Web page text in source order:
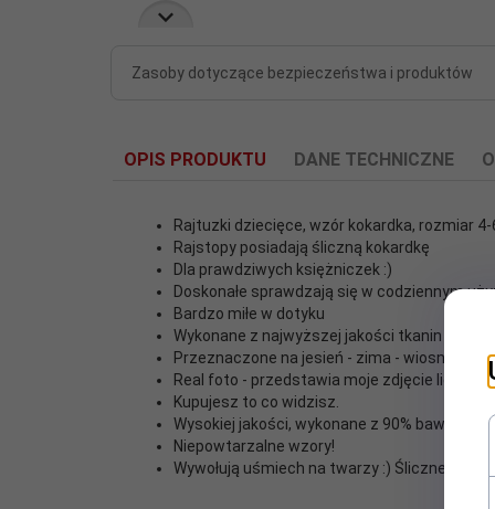
Zasoby dotyczące bezpieczeństwa i produktów
OPIS PRODUKTU DANE TECHNICZNE
Rajtuzki dziecięce, wzór kokardka, rozmiar
Rajstopy posiadają śliczną kokardkę
Dla prawdziwych księżniczek :)
Doskonałe sprawdzają się w codziennym
Bardzo miłe w dotyku
Wykonane z najwyższej jakości tkanin
Przeznaczone na jesień - zima - wiosna
Real foto - przedstawia moje zdjęcie
Kupujesz to co widzisz.
Wysokiej jakości, wykonane z 90%
Niepowtarzalne wzory!
Wywołują uśmiech na twarzy :) Śliczne :)
Cechy
dodatkowe:
Wysoka zawartość bawełny
EAN: 6935862750425
Płeć: Dziewczynki